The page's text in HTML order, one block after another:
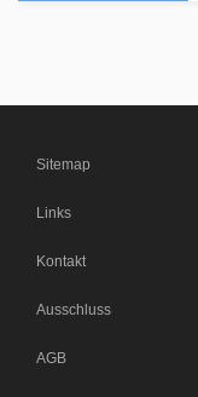
Sitemap
Links
Kontakt
Ausschluss
AGB